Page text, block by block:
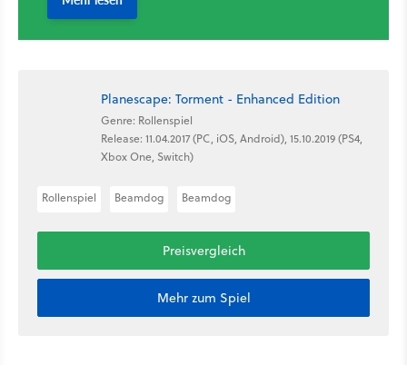
Planescape: Torment - Enhanced Edition
Genre: Rollenspiel
Release: 11.04.2017 (PC, iOS, Android), 15.10.2019 (PS4,
Xbox One, Switch)
Rollenspiel Beamdog Beamdog
Preisvergleich
Mehr zum Spiel